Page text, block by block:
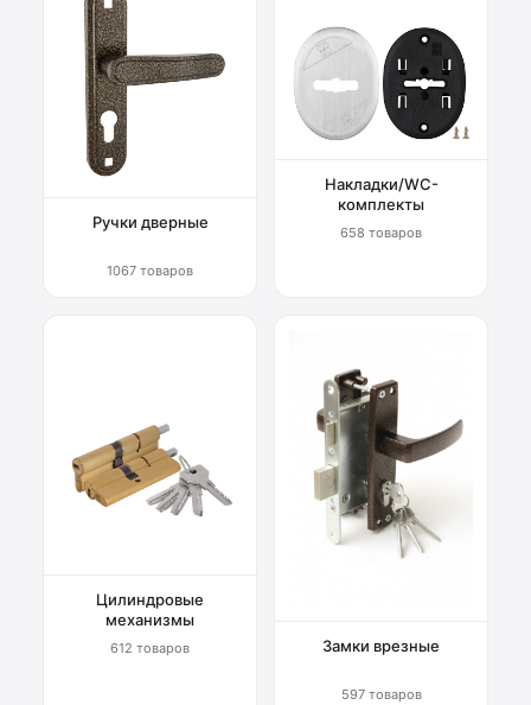
Ручки дверные
1067 товаров
Накладки/WC-
комплекты
658 товаров
Цилиндровые
механизмы
612 товаров Замки врезные
597 товаров